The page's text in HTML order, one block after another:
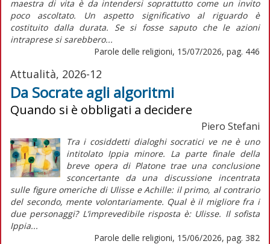
maestra di vita è da intendersi soprattutto come un invito
poco ascoltato. Un aspetto significativo al riguardo è
costituito dalla durata. Se si fosse saputo che le azioni
intraprese si sarebbero...
Parole delle religioni, 15/07/2026, pag. 446
Attualità, 2026-12
Da Socrate agli algoritmi
Quando si è obbligati a decidere
Piero Stefani
Tra i cosiddetti dialoghi socratici ve ne è uno
intitolato Ippia minore. La parte finale della
breve opera di Platone trae una conclusione
sconcertante da una discussione incentrata
sulle figure omeriche di Ulisse e Achille: il primo, al contrario
del secondo, mente volontariamente. Qual è il migliore fra i
due personaggi? L’imprevedibile risposta è: Ulisse. Il sofista
Ippia...
Parole delle religioni, 15/06/2026, pag. 382